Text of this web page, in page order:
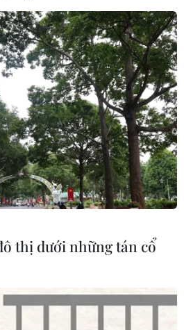
vào kho hàng của nền
động thống nhất' về biên
thị dưới những tán cổ